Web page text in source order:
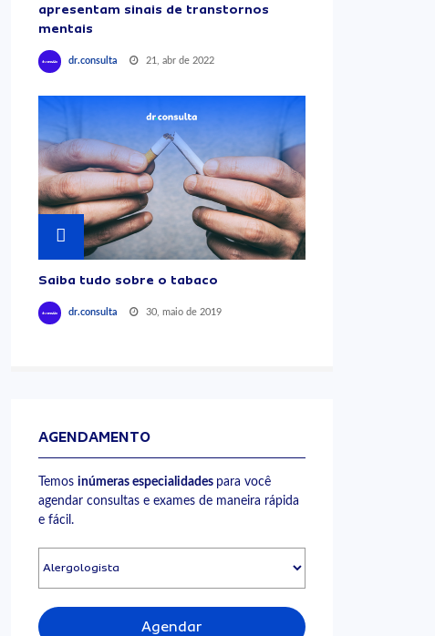
apresentam sinais de transtornos
mentais
dr.consulta 21, abr de 2022
Saiba tudo sobre o tabaco
dr.consulta 30, maio de 2019
AGENDAMENTO
Temos inúmeras especialidades para você
agendar consultas e exames de maneira rápida
e fácil.
Agendar